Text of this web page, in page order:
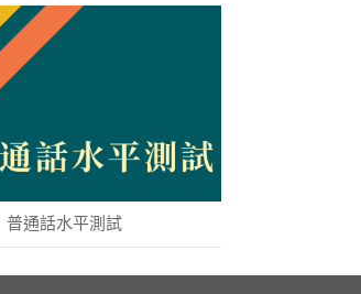
普通話水平測試